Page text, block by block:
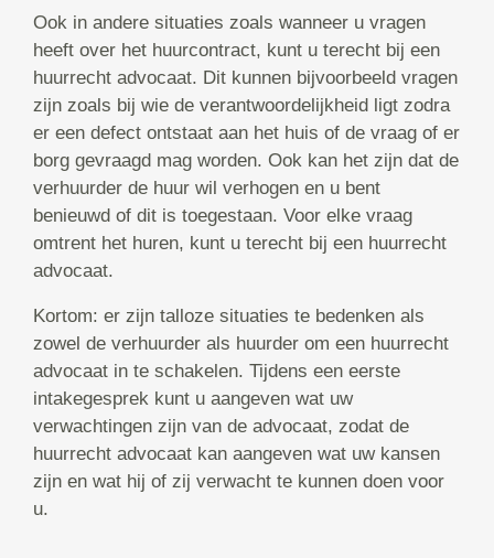
Ook in andere situaties zoals wanneer u vragen
heeft over het huurcontract, kunt u terecht bij een
huurrecht advocaat. Dit kunnen bijvoorbeeld vragen
zijn zoals bij wie de verantwoordelijkheid ligt zodra
er een defect ontstaat aan het huis of de vraag of er
borg gevraagd mag worden. Ook kan het zijn dat de
verhuurder de huur wil verhogen en u bent
benieuwd of dit is toegestaan. Voor elke vraag
omtrent het huren, kunt u terecht bij een huurrecht
advocaat.
Kortom: er zijn talloze situaties te bedenken als
zowel de verhuurder als huurder om een huurrecht
advocaat in te schakelen. Tijdens een eerste
intakegesprek kunt u aangeven wat uw
verwachtingen zijn van de advocaat, zodat de
huurrecht advocaat kan aangeven wat uw kansen
zijn en wat hij of zij verwacht te kunnen doen voor
u.